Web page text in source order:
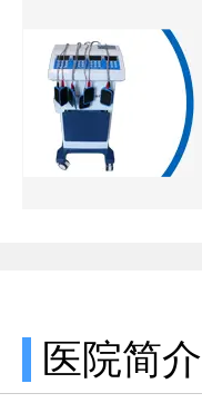
医院简介